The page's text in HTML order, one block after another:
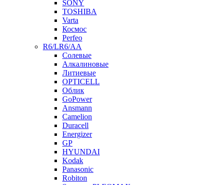
SONY
TOSHIBA
Varta
Космос
Perfeo
R6/LR6/AA
Солевые
Алкалиновые
Литиевые
OPTICELL
Облик
GoPower
Ansmann
Camelion
Duracell
Energizer
GP
HYUNDAI
Kodak
Panasonic
Robiton